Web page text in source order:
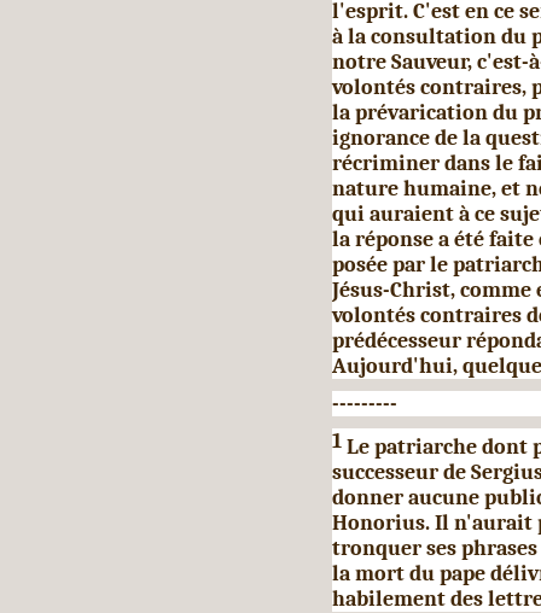
l'esprit. C'est en ce
à la consultation du
notre Sauveur, c'est-
volontés contraires,
la prévarication du
ignorance de la
récriminer dans le
nature humaine, et
qui auraient à ce
la réponse a été
posée par le
Jésus-Christ,
volontés con­traires
prédécesseur
Aujourd'hui,
---------
1Le patriarche dont
successeur de
donner aucune
Honorius. Il n'aurait
tronquer ses
la mort du pape
habilement des